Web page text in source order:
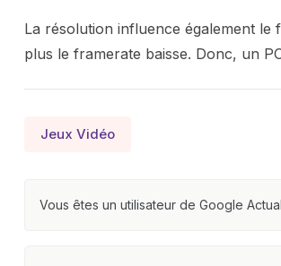
La résolution influence également
plus le framerate baisse. Donc, un
Jeux Vidéo
Vous êtes un utilisateur de Google